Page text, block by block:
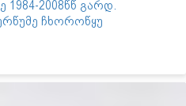
1984-2008წწ გარდ.
ჩხოროწყუ